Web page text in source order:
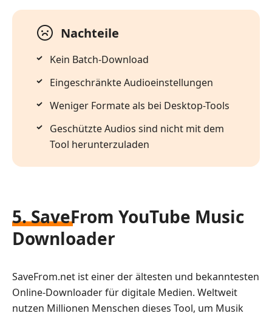
Nachteile
Kein Batch-Download
Eingeschränkte Audioeinstellungen
Weniger Formate als bei Desktop-Tools
Geschützte Audios sind nicht mit dem
Tool herunterzuladen
5. SaveFrom YouTube Music
Downloader
SaveFrom.net ist einer der ältesten und bekanntesten
Online-Downloader für digitale Medien. Weltweit
nutzen Millionen Menschen dieses Tool, um Musik